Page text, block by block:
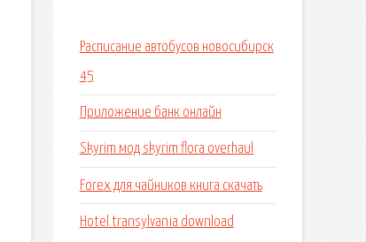
Расписание автобусов новосибирск
45
Приложение банк онлайн
Skyrim мод skyrim flora overhaul
Forex для чайников книга скачать
Hotel transylvania download